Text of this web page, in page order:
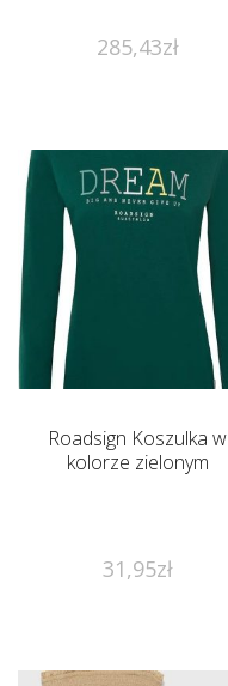
285,43zł
Roadsign Koszulka w
kolorze zielonym
31,95zł